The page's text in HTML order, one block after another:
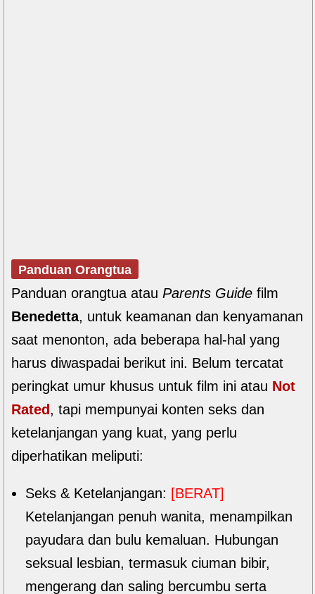
Panduan Orangtua
Panduan orangtua atau Parents Guide film
Benedetta, untuk keamanan dan kenyamanan
saat menonton, ada beberapa hal-hal yang
harus diwaspadai berikut ini. Belum tercatat
peringkat umur khusus untuk film ini atau Not
Rated, tapi mempunyai konten seks dan
ketelanjangan yang kuat, yang perlu
diperhatikan meliputi:
Seks & Ketelanjangan: [BERAT]
Ketelanjangan penuh wanita, menampilkan
payudara dan bulu kemaluan. Hubungan
seksual lesbian, termasuk ciuman bibir,
mengerang dan saling bercumbu serta